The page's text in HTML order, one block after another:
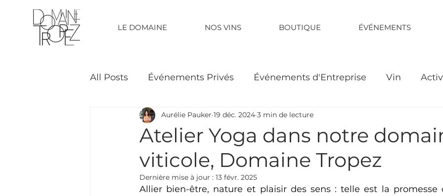
LE DOMAINE NOS VINS BOUTIQUE ÉVÉNEMENTS
All Posts Événements Privés Événements d'Entreprise Vin
Labels & Récompenses
Atelier Yoga dans notre
viticole, Domaine Tropez
Aurélie Pauker 19 déc. 2024 3 min de lecture
Dernière mise à jour : 13 févr. 2025
Allier bien-être, nature et plaisir des sens : telle est la promesse